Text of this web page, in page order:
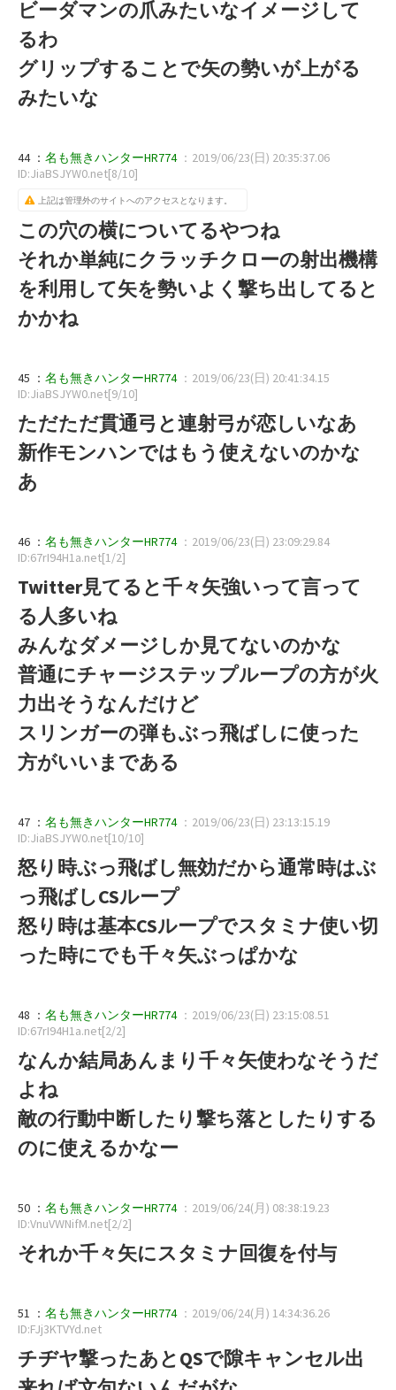
ビーダマンの爪みたいなイメージして
るわ
グリップすることで矢の勢いが上がる
みたいな
44 ： 名も無きハンターHR774 ：2019/06/23(日) 20:35:37.06
ID:JiaBSJYW0.net[8/10]
上記は管理外のサイトへのアクセスとなります。
この穴の横についてるやつね
それか単純にクラッチクローの射出機構
を利用して矢を勢いよく撃ち出してると
かかね
45 ： 名も無きハンターHR774 ：2019/06/23(日) 20:41:34.15
ID:JiaBSJYW0.net[9/10]
ただただ貫通弓と連射弓が恋しいなあ
新作モンハンではもう使えないのかな
あ
46 ： 名も無きハンターHR774 ：2019/06/23(日) 23:09:29.84
ID:67rI94H1a.net[1/2]
Twitter見てると千々矢強いって言って
る人多いね
みんなダメージしか見てないのかな
普通にチャージステップループの方が火
力出そうなんだけど
スリンガーの弾もぶっ飛ばしに使った
方がいいまである
47 ： 名も無きハンターHR774 ：2019/06/23(日) 23:13:15.19
ID:JiaBSJYW0.net[10/10]
怒り時ぶっ飛ばし無効だから通常時はぶ
っ飛ばしCSループ
怒り時は基本CSループでスタミナ使い切
った時にでも千々矢ぶっぱかな
48 ： 名も無きハンターHR774 ：2019/06/23(日) 23:15:08.51
ID:67rI94H1a.net[2/2]
なんか結局あんまり千々矢使わなそうだ
よね
敵の行動中断したり撃ち落としたりする
のに使えるかなー
50 ： 名も無きハンターHR774 ：2019/06/24(月) 08:38:19.23
ID:VnuVWNifM.net[2/2]
それか千々矢にスタミナ回復を付与
51 ： 名も無きハンターHR774 ：2019/06/24(月) 14:34:36.26
ID:FJj3KTVYd.net
チヂヤ撃ったあとQSで隙キャンセル出